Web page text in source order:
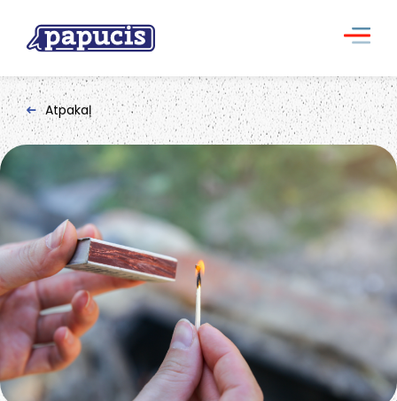
Atpakaļ